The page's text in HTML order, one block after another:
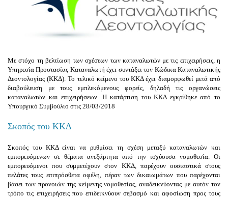
Με στόχο τη βελτίωση των σχέσεων των καταναλωτών με τις επιχειρήσεις, η
Υπηρεσία Προστασίας Καταναλωτή έχει συντάξει τον Κώδικα Καταναλωτικής
Δεοντολογίας (ΚΚΔ). Το τελικό κείμενο του ΚΚΔ έχει διαμορφωθεί μετά από
διαβούλευση με τους εμπλεκόμενους φορείς, δηλαδή τις οργανώσεις
καταναλωτών και επιχειρήσεων. Η κατάρτιση του ΚΚΔ εγκρίθηκε από το
Υπουργικό Συμβούλιο στις 28/03/2018
Σκοπός του ΚΚΔ
Σκοπός του ΚΚΔ είναι να ρυθμίσει τη σχέση μεταξύ καταναλωτών και
εμπορευόμενων σε θέματα ανεξάρτητα από την ισχύουσα νομοθεσία. Οι
εμπορευόμενοι που συμμετέχουν στον ΚΚΔ, παρέχουν ουσιαστικά στους
πελάτες τους επιπρόσθετα οφέλη, πέραν των δικαιωμάτων που παρέχονται
βάσει των προνοιών της κείμενης νομοθεσίας, αναδεικνύοντας με αυτόν τον
τρόπο τις επιχειρήσεις που επιδεικνύουν σεβασμό και αφοσίωση προς τους